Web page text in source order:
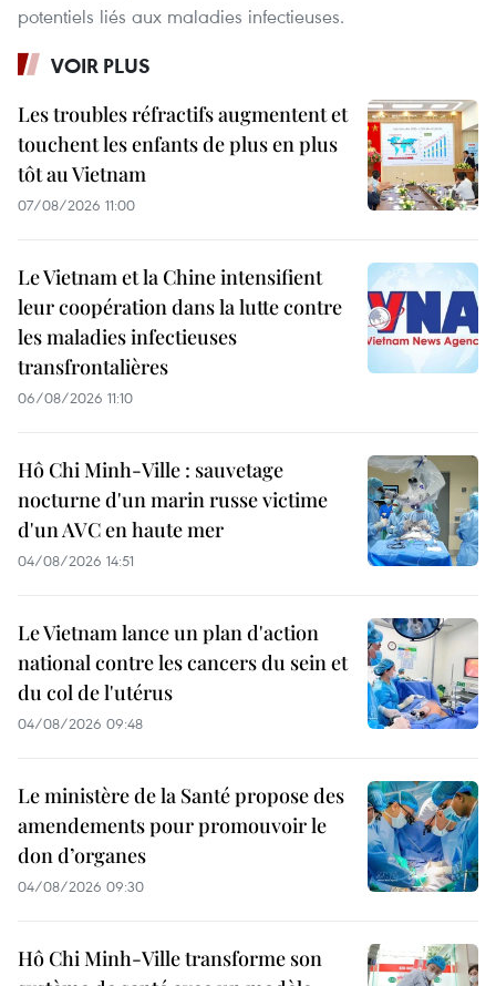
potentiels liés aux maladies infectieuses.
VOIR PLUS
Les troubles réfractifs augmentent et
touchent les enfants de plus en plus
tôt au Vietnam
07/08/2026 11:00
Le Vietnam et la Chine intensifient
leur coopération dans la lutte contre
les maladies infectieuses
transfrontalières
06/08/2026 11:10
Hô Chi Minh-Ville : sauvetage
nocturne d'un marin russe victime
d'un AVC en haute mer
04/08/2026 14:51
Le Vietnam lance un plan d'action
national contre les cancers du sein et
du col de l'utérus
04/08/2026 09:48
Le ministère de la Santé propose des
amendements pour promouvoir le
don d’organes
04/08/2026 09:30
Hô Chi Minh-Ville transforme son